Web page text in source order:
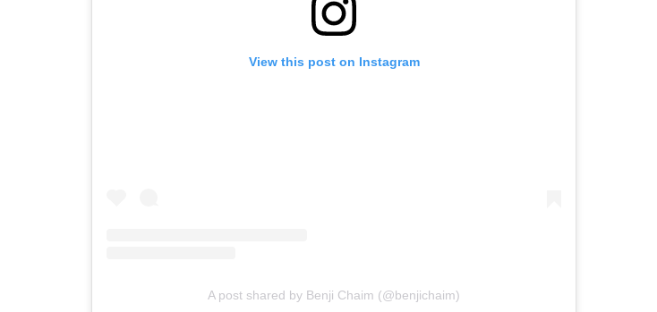
View this post on Instagram
A post shared by Benji Chaim (@benjichaim)